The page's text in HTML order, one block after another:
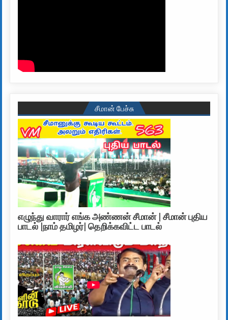
சீமான் பேச்சு
எழுந்து வாரார் எங்க அண்ணன் சீமான் | சீமான் புதிய
பாடல் |நாம் தமிழர்| தெறிக்கவிட்ட பாடல்